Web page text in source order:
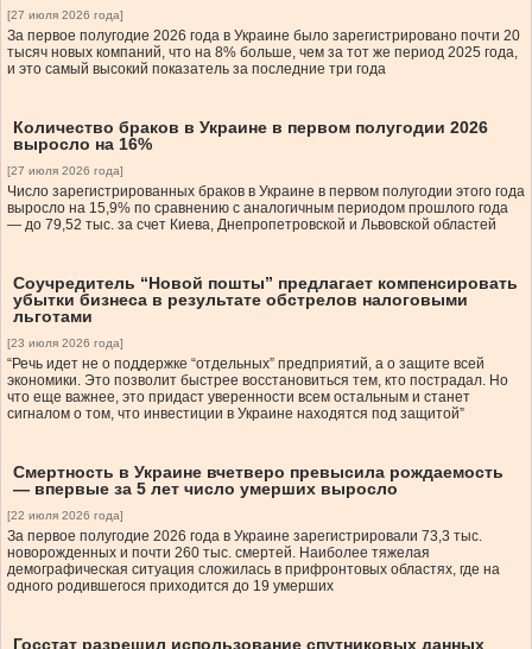
[27 июля 2026 года]
За первое полугодие 2026 года в Украине было зарегистрировано почти 20
тысяч новых компаний, что на 8% больше, чем за тот же период 2025 года,
и это самый высокий показатель за последние три года
Количество браков в Украине в первом полугодии 2026
выросло на 16%
[27 июля 2026 года]
Число зарегистрированных браков в Украине в первом полугодии этого года
выросло на 15,9% по сравнению с аналогичным периодом прошлого года
— до 79,52 тыс. за счет Киева, Днепропетровской и Львовской областей
Соучредитель “Новой пошты” предлагает компенсировать
убытки бизнеса в результате обстрелов налоговыми
льготами
[23 июля 2026 года]
“Речь идет не о поддержке “отдельных” предприятий, а о защите всей
экономики. Это позволит быстрее восстановиться тем, кто пострадал. Но
что еще важнее, это придаст уверенности всем остальным и станет
сигналом о том, что инвестиции в Украине находятся под защитой”
Смертность в Украине вчетверо превысила рождаемость
— впервые за 5 лет число умерших выросло
[22 июля 2026 года]
За первое полугодие 2026 года в Украине зарегистрировали 73,3 тыс.
новорожденных и почти 260 тыс. смертей. Наиболее тяжелая
демографическая ситуация сложилась в прифронтовых областях, где на
одного родившегося приходится до 19 умерших
Госстат разрешил использование спутниковых данных